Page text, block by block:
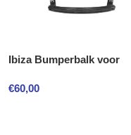
Ibiza Bumperbalk voor
€60,00